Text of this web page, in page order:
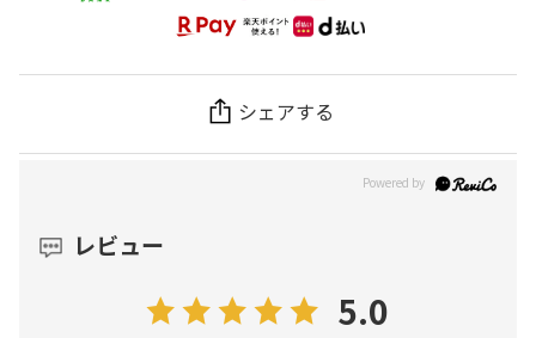
シェアする
レビュー
5.0